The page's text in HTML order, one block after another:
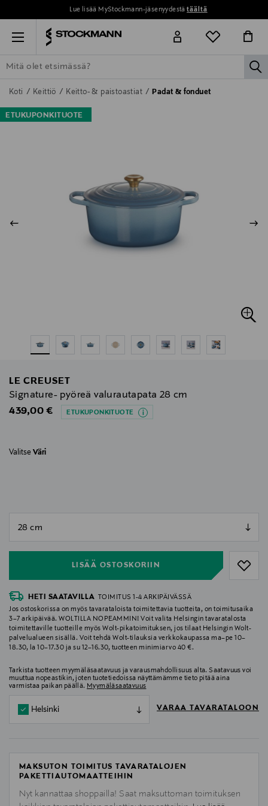
Lue lisää MyStockmann-jäsenyydestätäältä
Menu
ETSI KAIKKI NAISET MIEHET LAPSET KOTI
Koti Keittiö Keitto- & paistoastiat Padat & fonduet
ETUKUPONKITUOTE
LE CREUSET
Signature- pyöreä valurautapata 28 cm
Original Price
439,00 € ETUKUPONKITUOTE
Valitse Väri
LISÄÄ OSTOSKORIIN
HETI SAATAVILLA
TOIMITUS 1-4 ARKIPÄIVÄSSÄ
Jos ostoskorissa on myös tavarataloista toimitettavia tuotteita, on toimitusaika
3–7 arkipäivää. WOLTILLA NOPEAMMIN! Voit valita Helsingin tavaratalosta
toimitettaville tuotteille myös Wolt-pikatoimituksen, jos tilaat Helsingin Wolt-
palvelualueen sisällä. Voit tehdä Wolt-tilauksia verkkokaupassa ma–pe 10–
18.30, la 10–17.30 ja su 12–16.30, tuotteen minimiarvo 40 €.
Tarkista tuotteen myymäläsaatavuus ja varausmahdollisuus alta. Saatavuus voi
muuttua nopeastikin, joten tuotetiedoissa näyttämämme tieto pitää aina
varmistaa paikan päällä. Myymäläsaatavuus
Helsinki VARAA TAVARATALOON
MAKSUTON TOIMITUS TAVARATALOJEN
PAKETTIAUTOMAATTEIHIN
Nyt kannattaa shoppailla! Saat maksuttoman toimituksen